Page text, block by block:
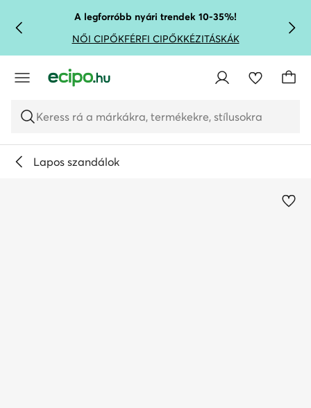
UGRÁS A FŐ TARTALOMRA
UGRÁS A KERESÉSHEZA legforróbb nyári trendek 10-35%!
NŐI CIPŐKFÉRFI CIPŐKKÉZITÁSKÁK
Keress rá a márkákra, termékekre, stílusokra
Lapos szandálok